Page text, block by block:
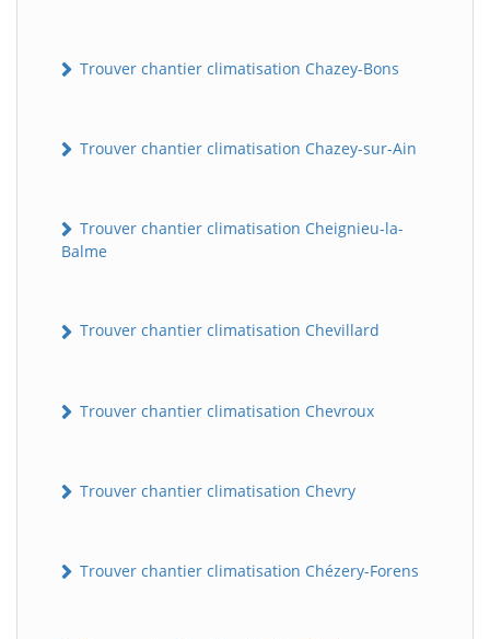
Trouver chantier climatisation Chazey-Bons
Trouver chantier climatisation Chazey-sur-Ain
Trouver chantier climatisation Cheignieu-la-
Balme
Trouver chantier climatisation Chevillard
Trouver chantier climatisation Chevroux
Trouver chantier climatisation Chevry
Trouver chantier climatisation Chézery-Forens